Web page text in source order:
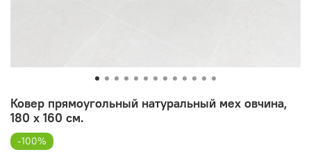
Ковер прямоугольный натуральный мех овчина,
180 х 160 см.
-100%